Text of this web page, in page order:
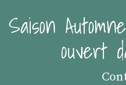
Saison
ouvert